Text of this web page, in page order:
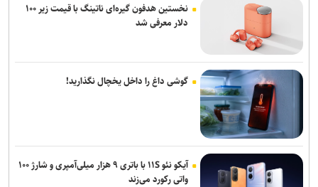
نخستین هدفون گیره‌ای ناتینگ با قیمت زیر ۱۰۰
دلار معرفی شد
گوشی داغ را داخل یخچال نگذارید!
آیکو نئو ۱۱S با باتری ۹ هزار میلی‌آمپری و شارژ ۱۰۰
واتی رکورد می‌زند